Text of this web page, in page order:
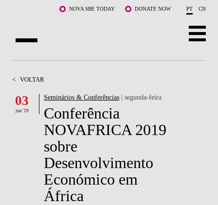
Saltar para o conteúdo principalNOVA SBE TODAY DONATE NOW PT CN
DOCENTES E INVESTIGAÇÃO
COMUNIDADE
WHAT'S HAPPENING
< VOLTAR
03
jun '19
Seminários & Conferências | segunda-feira
Conferência
NOVAFRICA 2019
sobre
Desenvolvimento
Económico em
África